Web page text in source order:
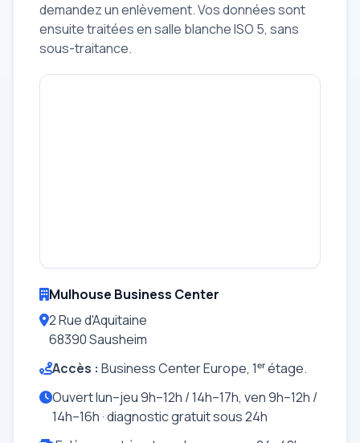
demandez un enlèvement. Vos données sont
ensuite traitées en salle blanche ISO 5, sans
sous-traitance.
Mulhouse Business Center
2 Rue d'Aquitaine
68390 Sausheim
Accès : Business Center Europe, 1ᵉʳ étage.
Ouvert lun–jeu 9h–12h / 14h–17h, ven 9h–12h /
14h–16h · diagnostic gratuit sous 24h